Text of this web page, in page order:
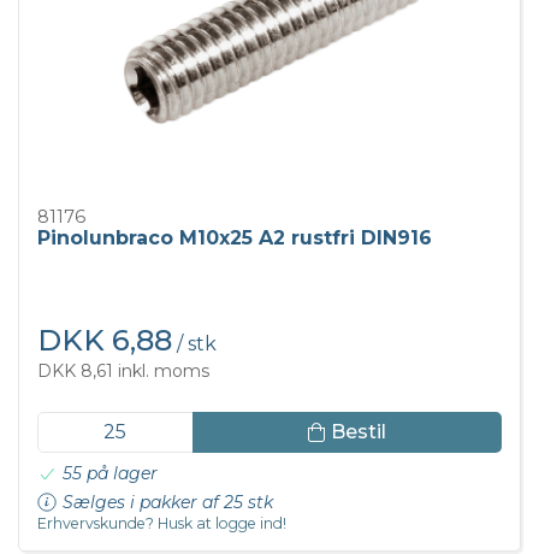
81176
Pinolunbraco M10x25 A2 rustfri DIN916
DKK 6,88 / stk
DKK 8,61 inkl. moms
Bestil
55 på lager
Sælges i pakker af 25 stk
Erhvervskunde? Husk at logge ind!